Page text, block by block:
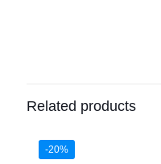
Related products
-20%